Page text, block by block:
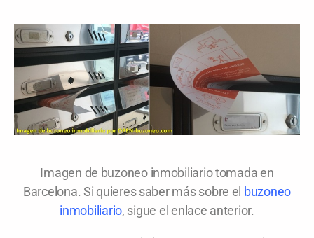
Imagen de buzoneo inmobiliario tomada en
Barcelona. Si quieres saber más sobre el buzoneo
inmobiliario, sigue el enlace anterior.